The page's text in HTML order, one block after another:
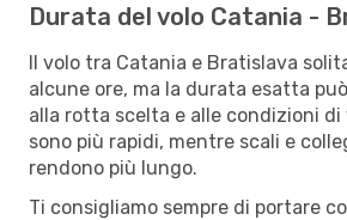
Durata del volo Catania -
Il volo tra Catania e Bratislava
alcune ore, ma la durata esatta
alla rotta scelta e alle condizioni di
sono più rapidi, mentre scali e
rendono più lungo.
Ti consigliamo sempre di portare